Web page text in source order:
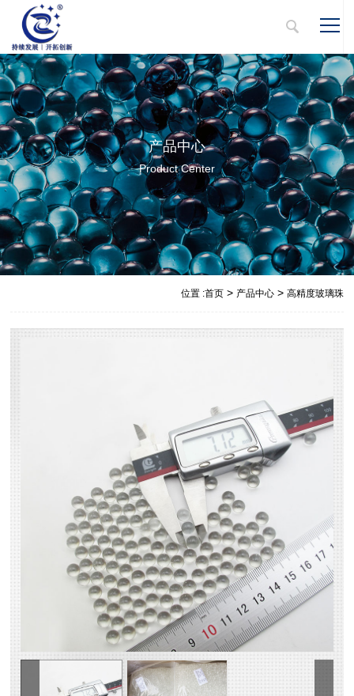
产品中心
Product Center
位置 :首页> 产品中心> 高精度玻璃珠